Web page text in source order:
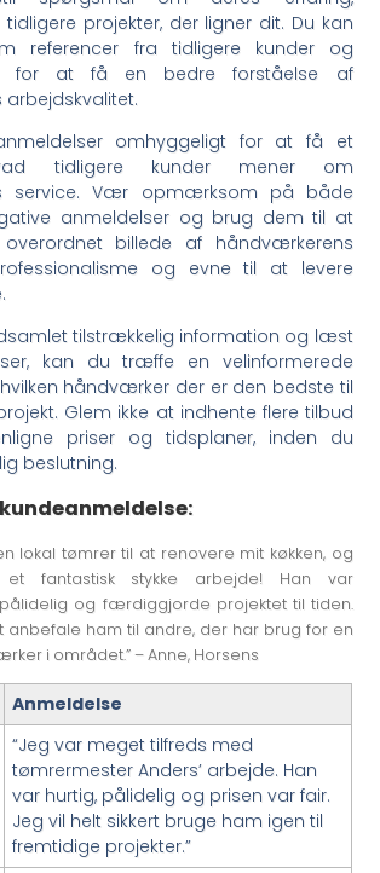
projekter, der ligner dit. Du kan
referencer fra tidligere kunder og
for at få en bedre forståelse af
omhyggeligt for at få et
tidligere kunder mener om
service. Vær opmærksom på både
anmeldelser og brug dem til at
billede af håndværkerens
og evne til at levere
tilstrækkelig information og læst
kan du træffe en velinformerede
håndværker der er den bedste til
Glem ikke at indhente flere tilbud
priser og tidsplaner, inden du
beslutning.
lokal tømrer til at renovere mit køkken, og
fantastisk stykke arbejde! Han var
og færdiggjorde projektet til tiden.
anbefale ham til andre, der har brug for en
i området.” – Anne, Horsens
Anmeldelse
“Jeg var meget tilfreds med
tømrermester Anders’ arbejde. Han
var hurtig, pålidelig og prisen var fair.
Jeg vil helt sikkert bruge ham igen til
fremtidige projekter.”